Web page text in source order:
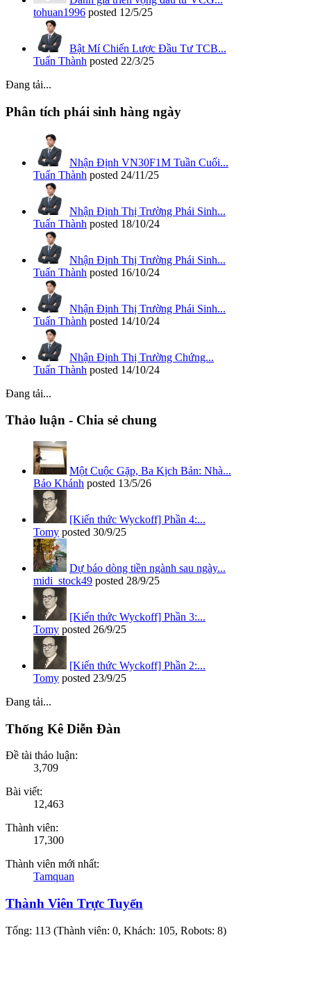
tohuan1996 posted 12/5/25
Bật Mí Chiến Lược Đầu Tư TCB...
Tuấn Thành posted 22/3/25
Đang tải...
Phân tích phái sinh hàng ngày
Nhận Định VN30F1M Tuần Cuối...
Tuấn Thành posted 24/11/25
Nhận Định Thị Trường Phái Sinh...
Tuấn Thành posted 18/10/24
Nhận Định Thị Trường Phái Sinh...
Tuấn Thành posted 16/10/24
Nhận Định Thị Trường Phái Sinh...
Tuấn Thành posted 14/10/24
Nhận Định Thị Trường Chứng...
Tuấn Thành posted 14/10/24
Đang tải...
Thảo luận - Chia sẻ chung
Một Cuộc Gặp, Ba Kịch Bản: Nhà...
Bảo Khánh posted 13/5/26
[Kiến thức Wyckoff] Phần 4:...
Tomy posted 30/9/25
Dự báo dòng tiền ngành sau ngày...
midi_stock49 posted 28/9/25
[Kiến thức Wyckoff] Phần 3:...
Tomy posted 26/9/25
[Kiến thức Wyckoff] Phần 2:...
Tomy posted 23/9/25
Đang tải...
Thống Kê Diễn Đàn
Đề tài thảo luận:
3,709
Bài viết:
12,463
Thành viên:
17,300
Thành viên mới nhất:
Tamquan
Thành Viên Trực Tuyến
Tổng: 113 (Thành viên: 0, Khách: 105, Robots: 8)